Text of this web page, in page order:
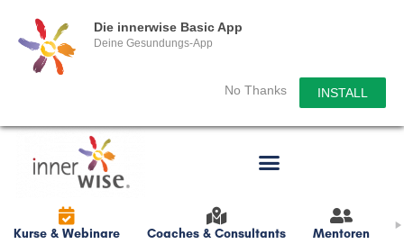
Die innerwise Basic App
Deine Gesundungs-App
No Thanks INSTALL
Kurse & Webinare Coaches & Consultants Mentoren